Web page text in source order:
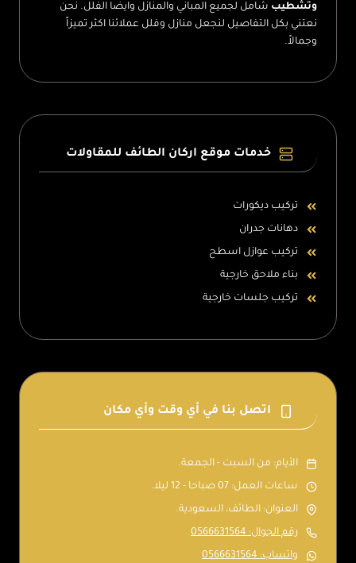
وتشطيب شامل لجميع المباني والمنازل وايضا الفلل. نحن
نعتني بكل التفاصيل لنجعل منازل وفلل عملائنا اكثر تميزاً
وجمالاً.
خدمات موقع اركان الطائف للمقاولات
تركيب ديكورات
دهانات جدران
تركيب عوازل اسطح
بناء ملاحق خارجية
تركيب جلسات خارجية
اتصل بنا في أي وقت وأي مكان
الأيام: من السبت - الجمعة.
ساعات العمل: 07 صباحا - 12 ليلا.
العنوان: الطائف، السعودية.
رقم الجوال: 0566631564
واتساب: 0566631564